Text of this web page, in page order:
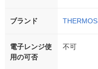
ブランド THERMOS
電子レンジ使
用の可否
不可